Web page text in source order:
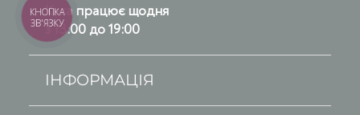
Каса працює щодня
з 13:00 до 19:00
ІНФОРМАЦІЯ
КНОПКА
ЗВ'ЯЗКУ